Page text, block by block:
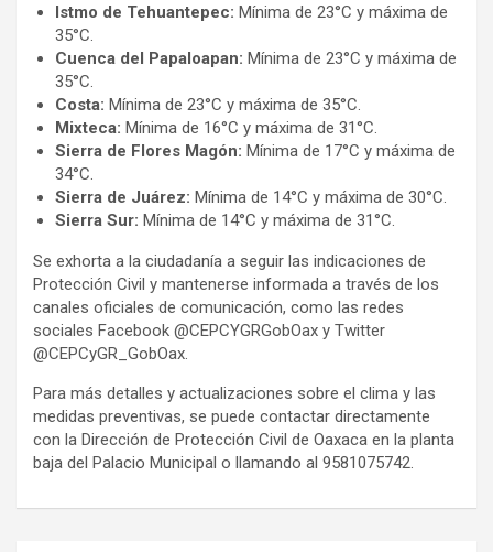
Istmo de Tehuantepec: Mínima de 23°C y máxima de
35°C.
Cuenca del Papaloapan: Mínima de 23°C y máxima de
35°C.
Costa: Mínima de 23°C y máxima de 35°C.
Mixteca: Mínima de 16°C y máxima de 31°C.
Sierra de Flores Magón: Mínima de 17°C y máxima de
34°C.
Sierra de Juárez: Mínima de 14°C y máxima de 30°C.
Sierra Sur: Mínima de 14°C y máxima de 31°C.
Se exhorta a la ciudadanía a seguir las indicaciones de
Protección Civil y mantenerse informada a través de los
canales oficiales de comunicación, como las redes
sociales Facebook @CEPCYGRGobOax y Twitter
@CEPCyGR_GobOax.
Para más detalles y actualizaciones sobre el clima y las
medidas preventivas, se puede contactar directamente
con la Dirección de Protección Civil de Oaxaca en la planta
baja del Palacio Municipal o llamando al 9581075742.